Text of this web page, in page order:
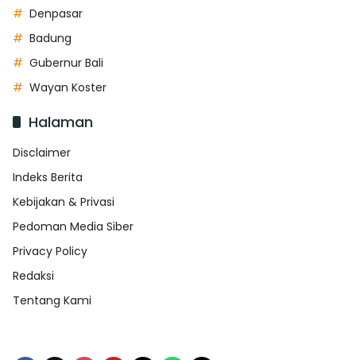
Denpasar
Badung
Gubernur Bali
Wayan Koster
Halaman
Disclaimer
Indeks Berita
Kebijakan & Privasi
Pedoman Media Siber
Privacy Policy
Redaksi
Tentang Kami